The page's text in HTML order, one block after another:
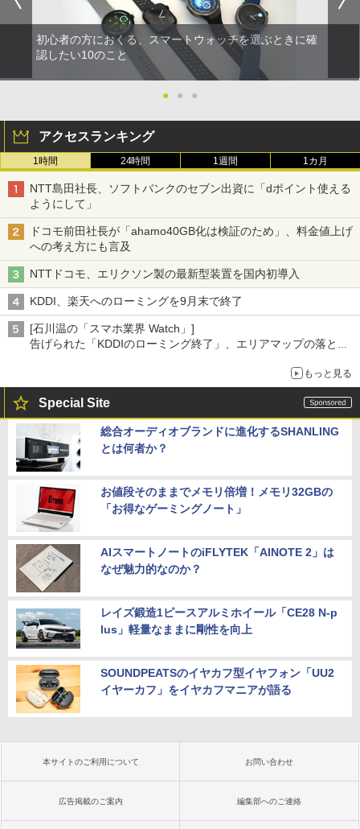
初心者の方におくる、スマートウォッチを選ぶときに確
認したい10のこと
● ● ●
アクセスランキング
1時間 24時間 1週間 1カ月
NTT島田社長、ソフトバンクのセブン出資に「dポイント使える
ようにして」
ドコモ前田社長が「ahamo40GB化は検証のため」、料金値上げ
への考え方にも言及
NTTドコモ、エリクソン製の最新型装置を国内初導入
KDDI、楽天へのローミングを9月末で終了
[石川温の「スマホ業界 Watch」]
告げられた「KDDIのローミング終了」、エリアマップの落とし
もっと見る
Special Site
総合オーディオブランドに進化するSHANLING
とは何者か？
お値段そのままでメモリ倍増！メモリ32GBの
「お得なゲーミングノート」
AIスマートノートのiFLYTEK「AINOTE 2」は
なぜ魅力的なのか？
レイズ鍛造1ピースアルミホイール「CE28 N-p
lus」軽量なままに剛性を向上
SOUNDPEATSのイヤカフ型イヤフォン「UU2
イヤーカフ」をイヤカフマニアが語る
本サイトのご利用について お問い合わせ
広告掲載のご案内 編集部へのご連絡